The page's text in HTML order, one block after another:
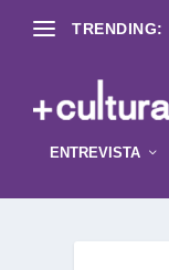
TRENDING:
ENTREVISTA